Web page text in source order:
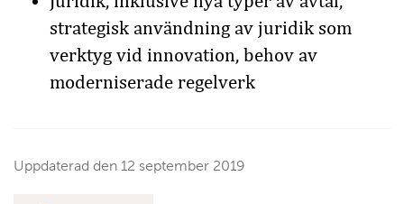
strategisk användning av juridik som
verktyg vid innovation, behov av
moderniserade regelverk
Uppdaterad den 12 september 2019